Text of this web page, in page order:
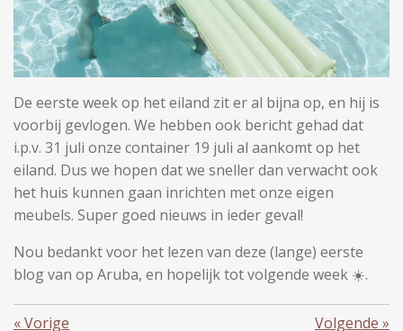
De eerste week op het eiland zit er al bijna op, en hij is
voorbij gevlogen. We hebben ook bericht gehad dat
i.p.v. 31 juli onze container 19 juli al aankomt op het
eiland. Dus we hopen dat we sneller dan verwacht ook
het huis kunnen gaan inrichten met onze eigen
meubels. Super goed nieuws in ieder geval!
Nou bedankt voor het lezen van deze (lange) eerste
blog van op Aruba, en hopelijk tot volgende week ☀️.
«Vorige Volgende »